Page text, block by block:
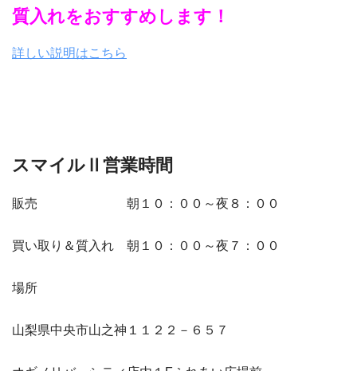
質入れをおすすめします！
詳しい説明はこちら
スマイルⅡ営業時間
販売 朝１０：００～夜８：００
買い取り＆質入れ 朝１０：００～夜７：００
場所
山梨県中央市山之神１１２２－６５７